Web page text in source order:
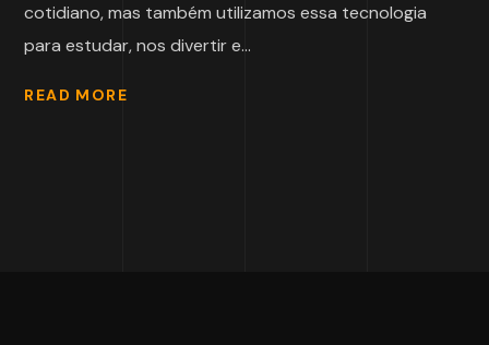
cotidiano, mas também utilizamos essa tecnologia
para estudar, nos divertir e...
READ MORE